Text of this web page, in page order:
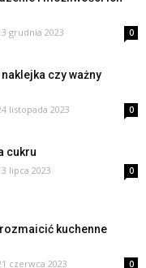
grudnia 2023 0
naklejka czy ważny
listopada 2023 0
cukru
lipca 2023 0
kuchenne
czerwca 2023 0